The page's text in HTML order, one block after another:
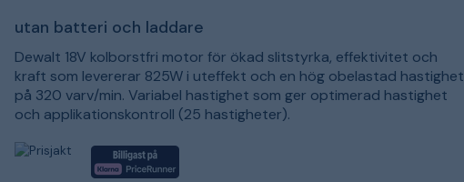
utan batteri och laddare
Dewalt 18V kolborstfri motor för ökad slitstyrka, effektivitet och
kraft som levererar 825W i uteffekt och en hög obelastad hastighet
på 320 varv/min. Variabel hastighet som ger optimerad hastighet
och applikationskontroll (25 hastigheter).